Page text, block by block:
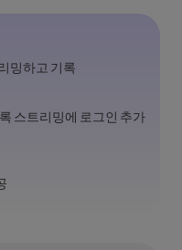
밍하고 기록
스트리밍에 로그인 추가